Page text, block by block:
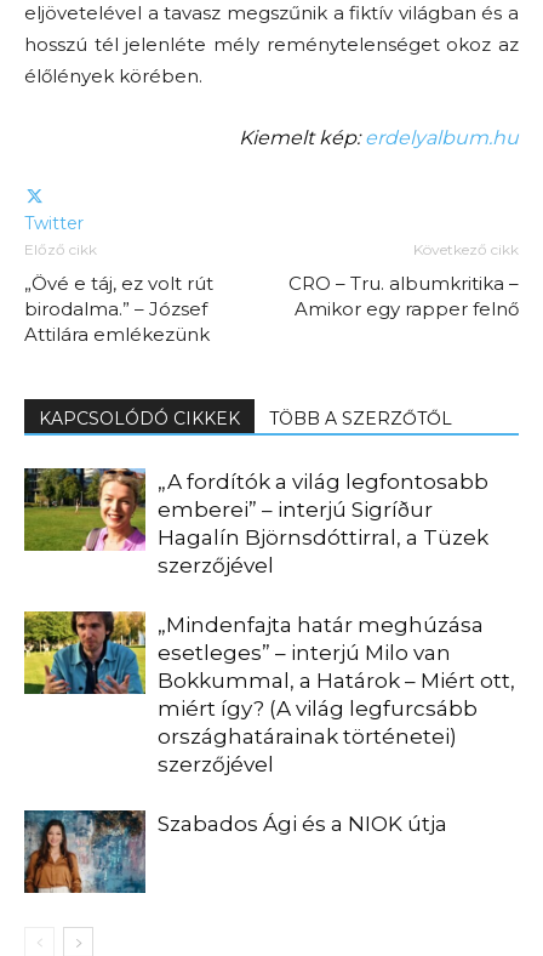
eljövetelével a tavasz megszűnik a fiktív világban és a
hosszú tél jelenléte mély reménytelenséget okoz az
élőlények körében.
Kiemelt kép:erdelyalbum.hu
Twitter
Előző cikk
„Övé e táj, ez volt rút
birodalma.” – József
Attilára emlékezünk
Következő cikk
CRO – Tru. albumkritika –
Amikor egy rapper felnő
KAPCSOLÓDÓ CIKKEK TÖBB A SZERZŐTŐL
„A fordítók a világ legfontosabb
emberei” – interjú Sigríður
Hagalín Björnsdóttirral, a Tüzek
szerzőjével
„Mindenfajta határ meghúzása
esetleges” – interjú Milo van
Bokkummal, a Határok – Miért ott,
miért így? (A világ legfurcsább
országhatárainak történetei)
szerzőjével
Szabados Ági és a NIOK útja